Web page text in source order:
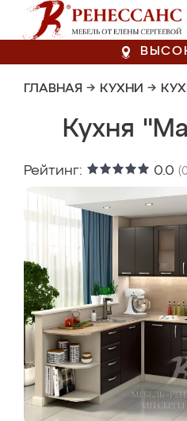
ГЛАВНАЯ → КУХНИ →
Кухня
Рейтинг: 0.0 (